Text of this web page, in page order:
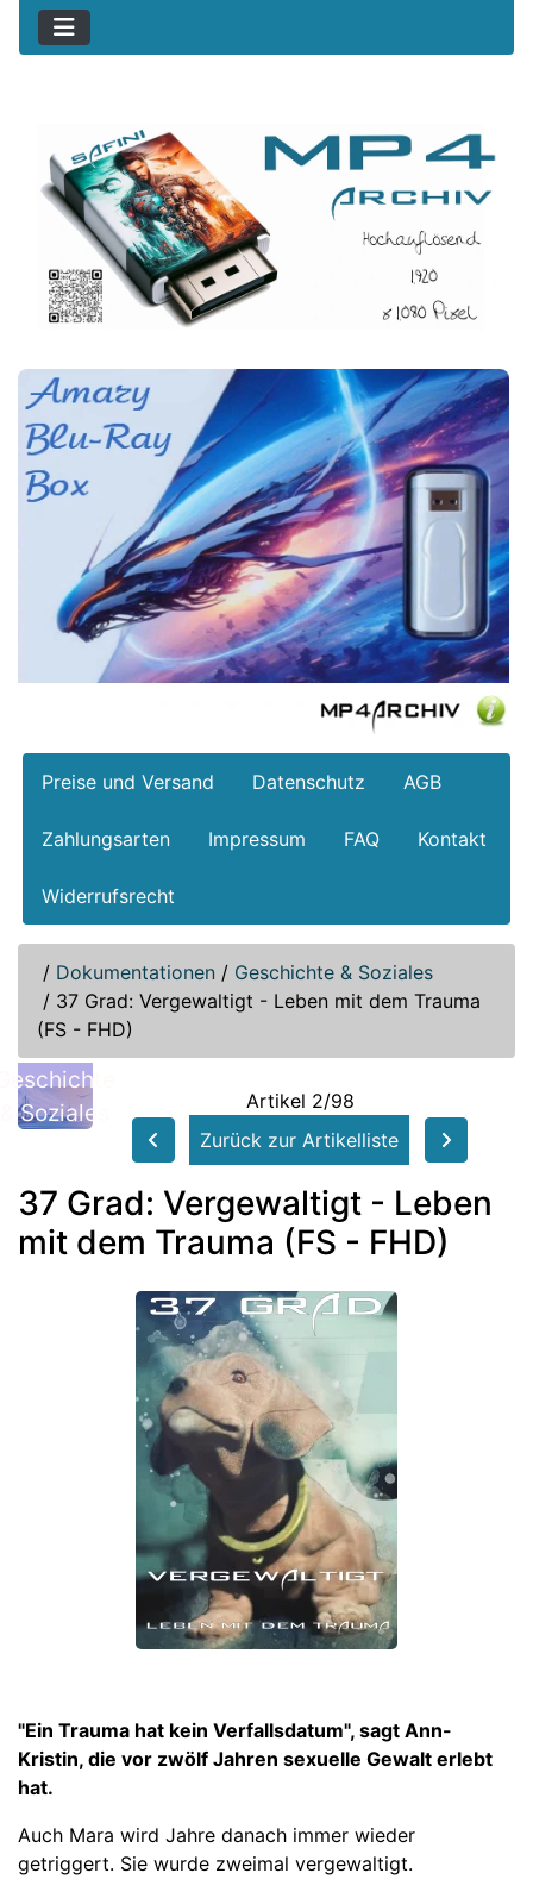
Preise und Versand Datenschutz AGB
Zahlungsarten Impressum FAQ Kontakt
Widerrufsrecht
/ Dokumentationen / Geschichte & Soziales
/ 37 Grad: Vergewaltigt - Leben mit dem Trauma
(FS - FHD)
& Soziales
Artikel 2/98
Zurück zur Artikelliste
37 Grad: Vergewaltigt - Leben
mit dem Trauma (FS - FHD)
"Ein Trauma hat kein Verfallsdatum", sagt Ann-
Kristin, die vor zwölf Jahren sexuelle Gewalt erlebt
hat.
Auch Mara wird Jahre danach immer wieder
getriggert. Sie wurde zweimal vergewaltigt.